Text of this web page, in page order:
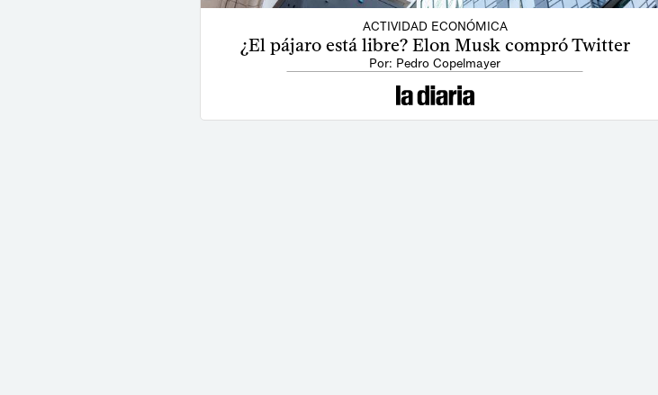
ACTIVIDAD ECONÓMICA
¿El pájaro está libre? Elon Musk compró Twitter
Por: Pedro Copelmayer